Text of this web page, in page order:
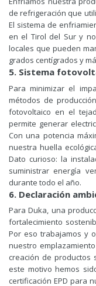
de refrigeración que
El sistema de
en el Tirol del Sur y
locales que pueden
grados centígrados y
5. Sistema
Para minimizar el
métodos de
fotovoltaico en el
permite generar
Con una potencia
nuestra huella
Dato curioso: la
suministrar energía
durante todo el año.
6. Declaración
Para Duka, una
fortalecimiento
Por eso trabajamos y
nuestro
creación de productos
este motivo hemos
certificación EPD para